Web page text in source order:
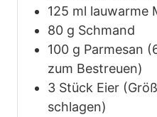
125 ml lauwarme
80 g Schmand
100 g Parmesan
zum Bestreuen)
3 Stück Eier
schlagen)